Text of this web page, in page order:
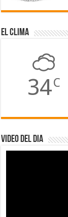
El Clima
34C
Video del dia